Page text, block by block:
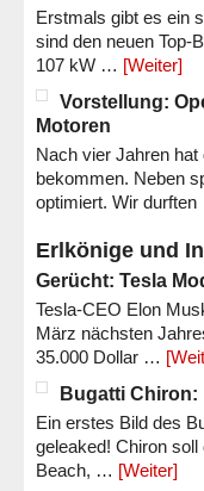
Erstmals gibt es ein
sind den neuen Top-
107 kW … [Weiter]
Vorstellung:
Motoren
Nach vier Jahren
bekommen. Neben
optimiert. Wir
Erlkönige und
Gerücht: Tesla
Tesla-CEO Elon
März nächsten
35.000 Dollar …
Bugatti Chiron:
Ein erstes Bild des
geleaked! Chiron
Beach, … [Weiter]